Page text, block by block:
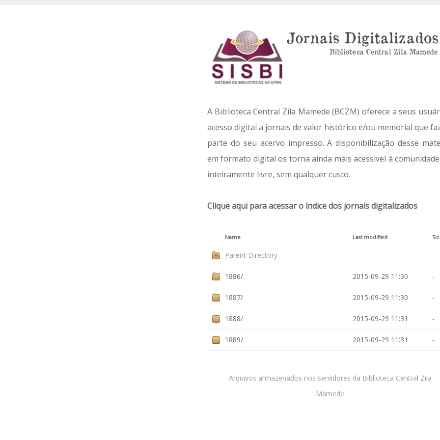
A Biblioteca Central Zila Mamede (BCZM) oferece a seus
acesso digital a jornais de valor histórico e/ou memorial que
parte do seu acervo impresso. A disponibilização desse
em formato digital os torna ainda mais acessível à
inteiramente livre, sem qualquer custo.
Clique aqui para acessar o índice dos jornais digitalizados
Name Last modified
Parent Directory -
1886/ 2015-09-29 11:30 -
1887/ 2015-09-29 11:30 -
1888/ 2015-09-29 11:31 -
1889/ 2015-09-29 11:31 -
Arquivos armazenados nos servidores da Biblioteca Central Zila
Mamede